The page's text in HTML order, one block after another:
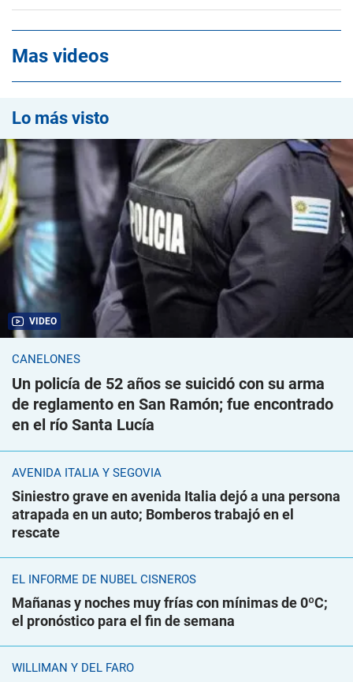
Mas videos
Lo más visto
VIDEO
CANELONES
Un policía de 52 años se suicidó con su arma
de reglamento en San Ramón; fue encontrado
en el río Santa Lucía
AVENIDA ITALIA Y SEGOVIA
Siniestro grave en avenida Italia dejó a una persona
atrapada en un auto; Bomberos trabajó en el
rescate
EL INFORME DE NUBEL CISNEROS
Mañanas y noches muy frías con mínimas de 0ºC;
el pronóstico para el fin de semana
WILLIMAN Y DEL FARO